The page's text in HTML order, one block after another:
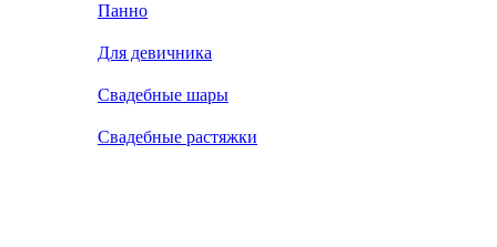
Панно
Для девичника
Свадебные шары
Свадебные растяжки